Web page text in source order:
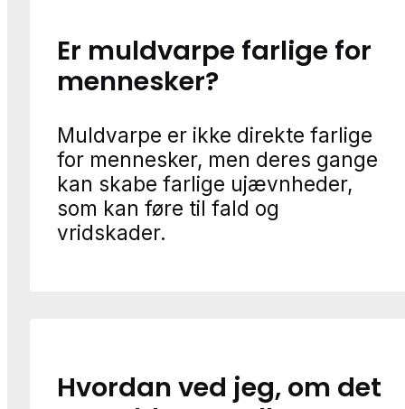
Er muldvarpe farlige for
mennesker?
Muldvarpe er ikke direkte farlige
for mennesker, men deres gange
kan skabe farlige ujævnheder,
som kan føre til fald og
vridskader.
Hvordan ved jeg, om det